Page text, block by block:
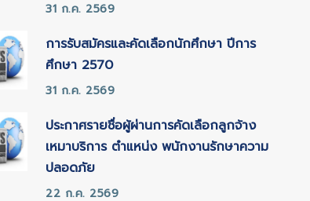
31 ก.ค. 2569
การรับสมัครและคัดเลือกนักศึกษา ปีการ
ศึกษา 2570
31 ก.ค. 2569
ประกาศรายชื่อผู้ผ่านการคัดเลือกลูกจ้าง
เหมาบริการ ตำแหน่ง พนักงานรักษาความ
ปลอดภัย
22 ก.ค. 2569